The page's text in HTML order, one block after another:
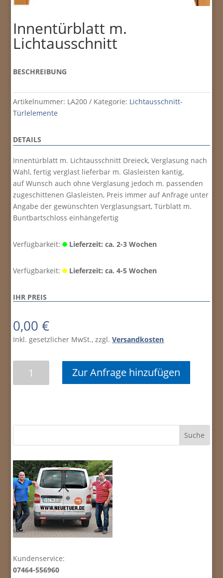
Innentürblatt m.
Lichtausschnitt
BESCHREIBUNG
Artikelnummer: LA200 Kategorie: Lichtausschnitt-
Türlelemente
DETAILS
Innentürblatt m. Lichtausschnitt Dreieck, Verglasung nach
Wahl, fertig verglast lieferbar m. Glasleisten kantig,
auf Wunsch auch ohne Verglasung jedoch m. passenden
zugeschittenen Glasleisten, Preis immer auf Anfrage unter
Angabe der gewünschten Verglasungsart, Türblatt m.
Buntbartschloss einhängefertig
Verfügbarkeit: Lieferzeit: ca. 2-3 Wochen
Verfügbarkeit: Lieferzeit: ca. 4-5 Wochen
IHR PREIS
0,00€
Inkl. gesetzlicher MwSt., zzgl.Versandkosten
Zur Anfrage hinzufügen
Kundenservice:
07464-556960